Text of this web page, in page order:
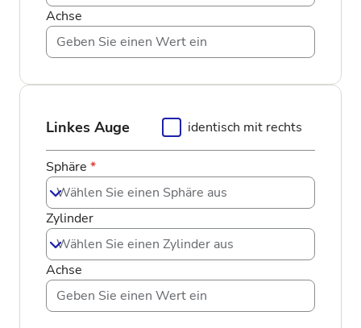
Achse
Linkes Auge identisch mit rechts
Sphäre *
Wählen Sie einen Sphäre aus
Zylinder
Wählen Sie einen Zylinder aus
Achse